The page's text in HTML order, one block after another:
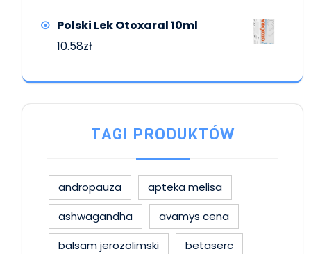
Polski Lek Otoxaral 10ml
10.58zł
TAGI PRODUKTÓW
andropauza
apteka melisa
ashwagandha
avamys cena
balsam jerozolimski
betaserc